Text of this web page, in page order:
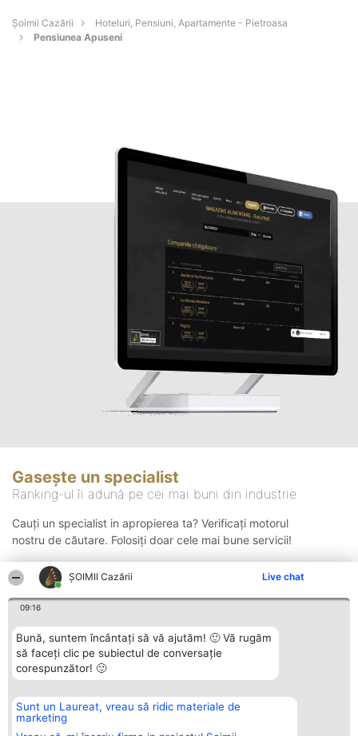
ȘOIMII Cazării Live chat
09:16
Bună, suntem încântați să vă ajutăm! 🙂 Vă rugăm
să faceți clic pe subiectul de conversație
corespunzător! 🙂
Sunt un Laureat, vreau să ridic materiale de
marketing
Șoimii Cazării
Hoteluri, Pensiuni, Apartamente - Pietroasa
Pensiunea Apuseni
Gasește un specialist
Ranking-ul îi adună pe cei mai buni din industrie
Cauți un specialist in apropierea ta? Verificați motorul
nostru de căutare. Folosiți doar cele mai bune servicii!
Organizator Ranking
BRIGHT SOLUTIONS BR SRL
Aleea Timisul De Sus 2 Bl. A30
Plebiscyt
Lista Tuturor
Contact